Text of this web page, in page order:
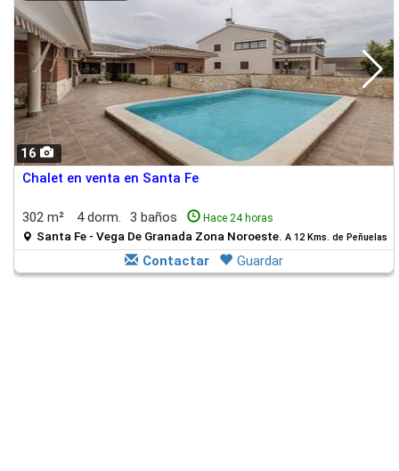
16
Chalet en venta en Santa Fe
302 m² 4 dorm. 3 baños Hace 24 horas
Santa Fe - Vega De Granada Zona Noroeste. A 12 Kms. de Peñuelas
Contactar Guardar